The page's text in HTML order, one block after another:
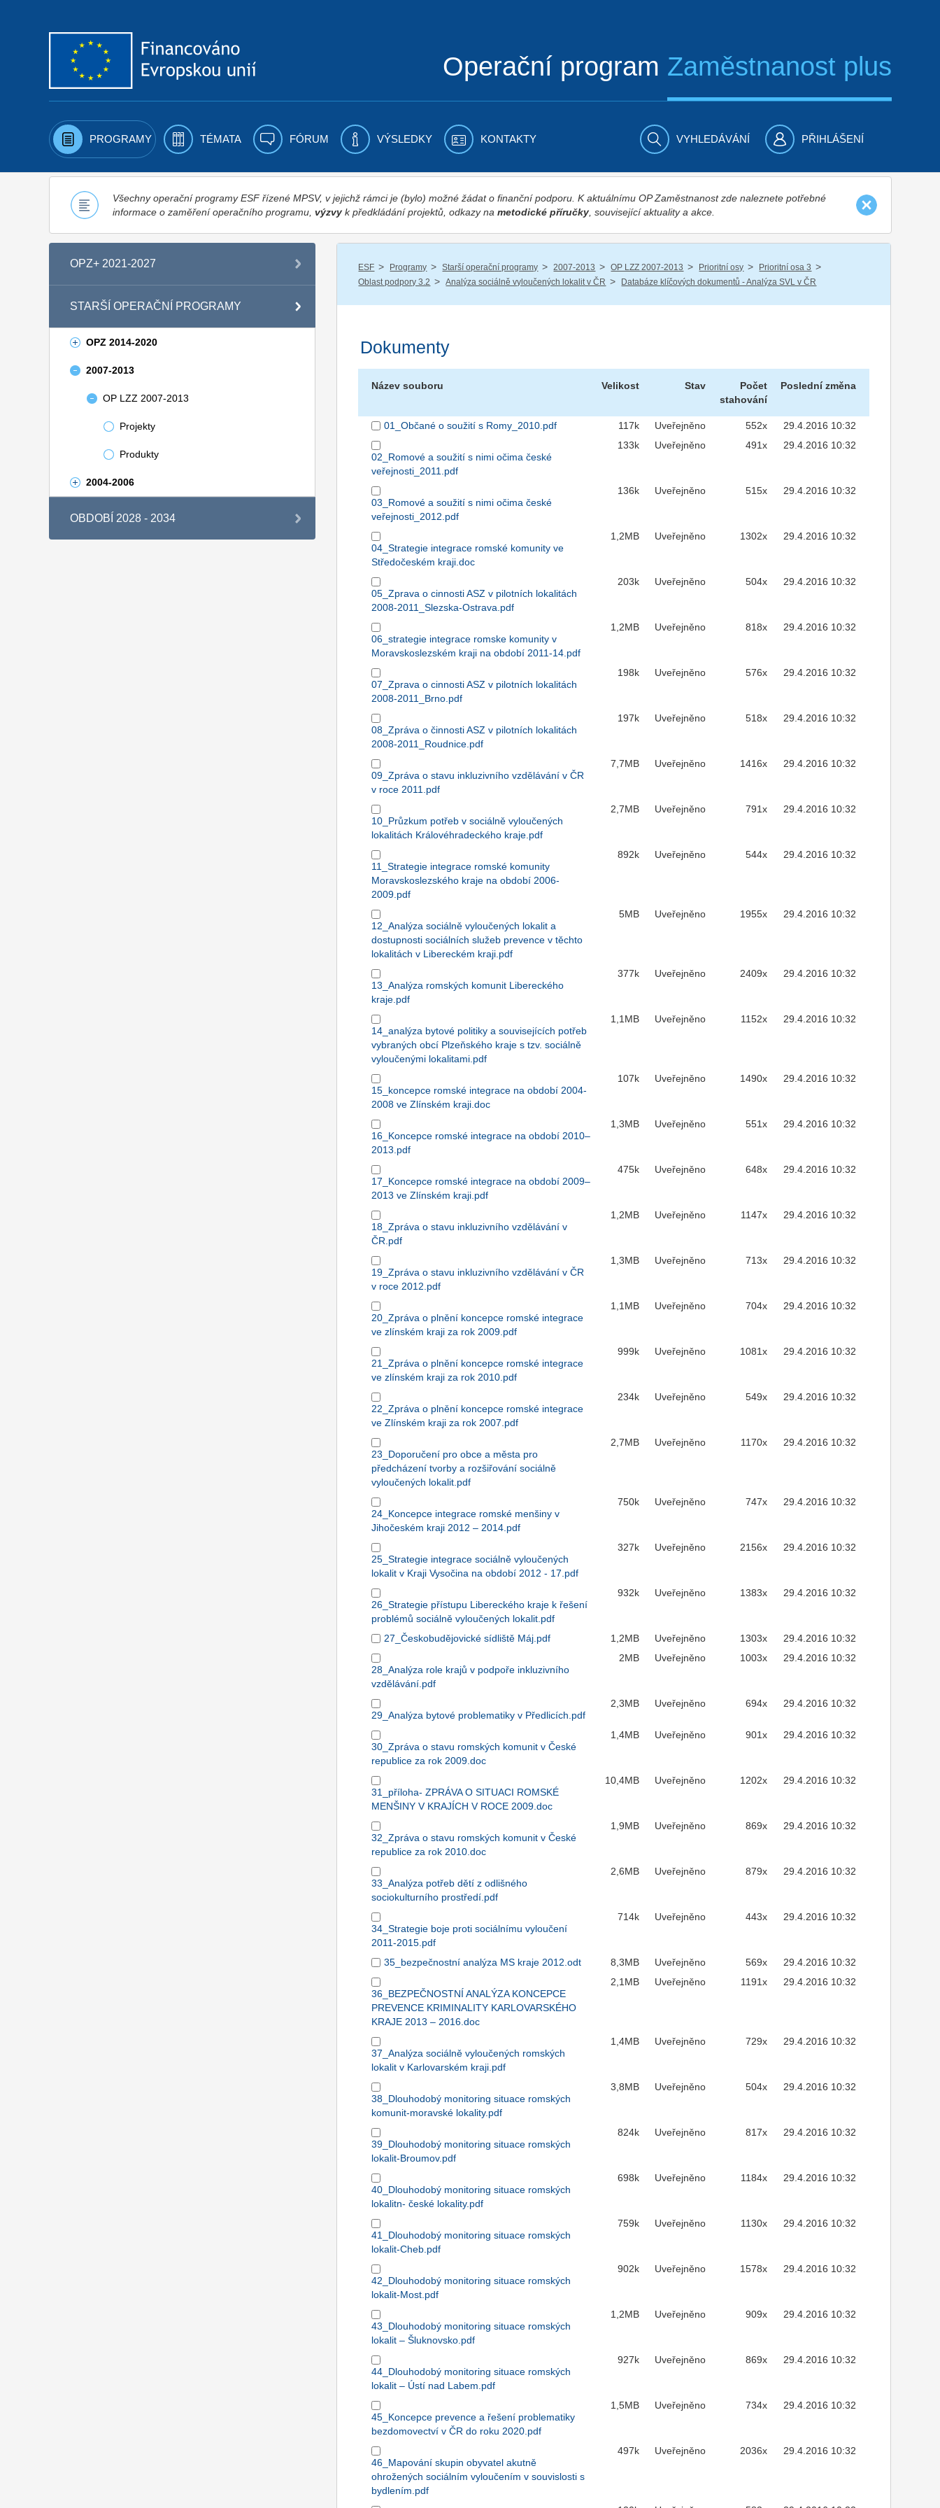
Operační program Zaměstnanost plus
PROGRAMY TÉMATA FÓRUM VÝSLEDKY KONTAKTY VYHLEDÁVÁNÍ PŘIHLÁŠENÍ
Všechny operační programy ESF řízené MPSV, v jejichž rámci je (bylo) možné žádat o finanční podporu. K aktuálnímu OP Zaměstnanost zde naleznete potřebné
informace o zaměření operačního programu, výzvyk předkládání projektů, odkazy na metodické příručky, související aktuality a akce.
OPZ+ 2021-2027
STARŠÍ OPERAČNÍ PROGRAMY
OPZ 2014-2020
2007-2013
OP LZZ 2007-2013
Projekty
Produkty
2004-2006
OBDOBÍ 2028 - 2034
ESF / Programy / Starší operační programy / 2007-2013 / OP LZZ 2007-2013 / Prioritní osy / Prioritní osa 3 /
Oblast podpory 3.2 / Analýza sociálně vyloučených lokalit v ČR / Databáze klíčových dokumentů - Analýza SVL v ČR
Dokumenty
Název souboru Velikost Stav
Počet
stahování
Poslední změna
01_Občané o soužití s Romy_2010.pdf 117k Uveřejněno 552x 29.4.2016 10:32
02_Romové a soužití s nimi očima české
veřejnosti_2011.pdf
133k Uveřejněno 491x 29.4.2016 10:32
03_Romové a soužití s nimi očima české
veřejnosti_2012.pdf
136k Uveřejněno 515x 29.4.2016 10:32
04_Strategie integrace romské komunity ve
Středočeském kraji.doc
1,2MB Uveřejněno 1302x 29.4.2016 10:32
05_Zprava o cinnosti ASZ v pilotních lokalitách
2008-2011_Slezska-Ostrava.pdf
203k Uveřejněno 504x 29.4.2016 10:32
06_strategie integrace romske komunity v
Moravskoslezském kraji na období 2011-14.pdf
1,2MB Uveřejněno 818x 29.4.2016 10:32
07_Zprava o cinnosti ASZ v pilotních lokalitách
2008-2011_Brno.pdf
198k Uveřejněno 576x 29.4.2016 10:32
08_Zpráva o činnosti ASZ v pilotních lokalitách
2008-2011_Roudnice.pdf
197k Uveřejněno 518x 29.4.2016 10:32
09_Zpráva o stavu inkluzivního vzdělávání v ČR
v roce 2011.pdf
7,7MB Uveřejněno 1416x 29.4.2016 10:32
10_Průzkum potřeb v sociálně vyloučených
lokalitách Královéhradeckého kraje.pdf
2,7MB Uveřejněno 791x 29.4.2016 10:32
11_Strategie integrace romské komunity
Moravskoslezského kraje na období 2006-
2009.pdf
892k Uveřejněno 544x 29.4.2016 10:32
12_Analýza sociálně vyloučených lokalit a
dostupnosti sociálních služeb prevence v těchto
lokalitách v Libereckém kraji.pdf
5MB Uveřejněno 1955x 29.4.2016 10:32
13_Analýza romských komunit Libereckého
kraje.pdf
377k Uveřejněno 2409x 29.4.2016 10:32
14_analýza bytové politiky a souvisejících potřeb
vybraných obcí Plzeňského kraje s tzv. sociálně
vyloučenými lokalitami.pdf
1,1MB Uveřejněno 1152x 29.4.2016 10:32
15_koncepce romské integrace na období 2004-
2008 ve Zlínském kraji.doc
107k Uveřejněno 1490x 29.4.2016 10:32
16_Koncepce romské integrace na období 2010–
2013.pdf
1,3MB Uveřejněno 551x 29.4.2016 10:32
17_Koncepce romské integrace na období 2009–
2013 ve Zlínském kraji.pdf
475k Uveřejněno 648x 29.4.2016 10:32
18_Zpráva o stavu inkluzivního vzdělávání v
ČR.pdf
1,2MB Uveřejněno 1147x 29.4.2016 10:32
19_Zpráva o stavu inkluzivního vzdělávání v ČR
v roce 2012.pdf
1,3MB Uveřejněno 713x 29.4.2016 10:32
20_Zpráva o plnění koncepce romské integrace
ve zlínském kraji za rok 2009.pdf
1,1MB Uveřejněno 704x 29.4.2016 10:32
21_Zpráva o plnění koncepce romské integrace
ve zlínském kraji za rok 2010.pdf
999k Uveřejněno 1081x 29.4.2016 10:32
22_Zpráva o plnění koncepce romské integrace
ve Zlínském kraji za rok 2007.pdf
234k Uveřejněno 549x 29.4.2016 10:32
23_Doporučení pro obce a města pro
předcházení tvorby a rozšiřování sociálně
vyloučených lokalit.pdf
2,7MB Uveřejněno 1170x 29.4.2016 10:32
24_Koncepce integrace romské menšiny v
Jihočeském kraji 2012 – 2014.pdf
750k Uveřejněno 747x 29.4.2016 10:32
25_Strategie integrace sociálně vyloučených
lokalit v Kraji Vysočina na období 2012 - 17.pdf
327k Uveřejněno 2156x 29.4.2016 10:32
26_Strategie přístupu Libereckého kraje k řešení
problémů sociálně vyloučených lokalit.pdf
932k Uveřejněno 1383x 29.4.2016 10:32
27_Českobudějovické sídliště Máj.pdf 1,2MB Uveřejněno 1303x 29.4.2016 10:32
28_Analýza role krajů v podpoře inkluzivního
vzdělávání.pdf
2MB Uveřejněno 1003x 29.4.2016 10:32
29_Analýza bytové problematiky v Předlicích.pdf
2,3MB Uveřejněno 694x 29.4.2016 10:32
30_Zpráva o stavu romských komunit v České
republice za rok 2009.doc
1,4MB Uveřejněno 901x 29.4.2016 10:32
31_příloha- ZPRÁVA O SITUACI ROMSKÉ
MENŠINY V KRAJÍCH V ROCE 2009.doc
10,4MB Uveřejněno 1202x 29.4.2016 10:32
32_Zpráva o stavu romských komunit v České
republice za rok 2010.doc
1,9MB Uveřejněno 869x 29.4.2016 10:32
33_Analýza potřeb dětí z odlišného
sociokulturního prostředí.pdf
2,6MB Uveřejněno 879x 29.4.2016 10:32
34_Strategie boje proti sociálnímu vyloučení
2011-2015.pdf
714k Uveřejněno 443x 29.4.2016 10:32
35_bezpečnostní analýza MS kraje 2012.odt 8,3MB Uveřejněno 569x 29.4.2016 10:32
36_BEZPEČNOSTNÍ ANALÝZA KONCEPCE
PREVENCE KRIMINALITY KARLOVARSKÉHO
KRAJE 2013 – 2016.doc
2,1MB Uveřejněno 1191x 29.4.2016 10:32
37_Analýza sociálně vyloučených romských
lokalit v Karlovarském kraji.pdf
1,4MB Uveřejněno 729x 29.4.2016 10:32
38_Dlouhodobý monitoring situace romských
komunit-moravské lokality.pdf
3,8MB Uveřejněno 504x 29.4.2016 10:32
39_Dlouhodobý monitoring situace romských
lokalit-Broumov.pdf
824k Uveřejněno 817x 29.4.2016 10:32
40_Dlouhodobý monitoring situace romských
lokalitn- české lokality.pdf
698k Uveřejněno 1184x 29.4.2016 10:32
41_Dlouhodobý monitoring situace romských
lokalit-Cheb.pdf
759k Uveřejněno 1130x 29.4.2016 10:32
42_Dlouhodobý monitoring situace romských
lokalit-Most.pdf
902k Uveřejněno 1578x 29.4.2016 10:32
43_Dlouhodobý monitoring situace romských
lokalit – Šluknovsko.pdf
1,2MB Uveřejněno 909x 29.4.2016 10:32
44_Dlouhodobý monitoring situace romských
lokalit – Ústí nad Labem.pdf
927k Uveřejněno 869x 29.4.2016 10:32
45_Koncepce prevence a řešení problematiky
bezdomovectví v ČR do roku 2020.pdf
1,5MB Uveřejněno 734x 29.4.2016 10:32
46_Mapování skupin obyvatel akutně
ohrožených sociálním vyloučením v souvislosti s
bydlením.pdf
497k Uveřejněno 2036x 29.4.2016 10:32